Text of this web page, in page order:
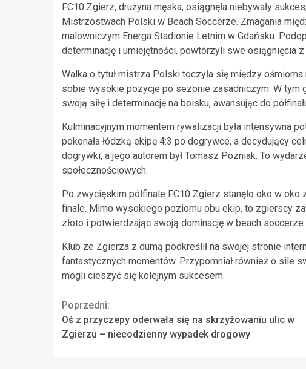
FC10 Zgierz, drużyna męska, osiągnęła niebywały
Mistrzostwach Polski w Beach Soccerze. Zmagania
malowniczym Energa Stadionie Letnim w Gdańsku.
determinację i umiejętności, powtórzyli swe osiągnięcia
Walka o tytuł mistrza Polski toczyła się między
sobie wysokie pozycje po sezonie zasadniczym. W tym
swoją siłę i determinację na boisku, awansując do
Kulminacyjnym momentem rywalizacji była intensywna
pokonała łódzką ekipę 4:3 po dogrywce, a decydujący
dogrywki, a jego autorem był Tomasz Pozniak. To
społecznościowych.
Po zwycięskim półfinale FC10 Zgierz stanęło oko w
finale. Mimo wysokiego poziomu obu ekip, to zgierscy
złoto i potwierdzając swoją dominację w beach soccerze
Klub ze Zgierza z dumą podkreślił na swojej stronie
fantastycznych momentów. Przypomniał również o sile
mogli cieszyć się kolejnym sukcesem.
Continue
Reading
Poprzedni:
Oś z przyczepy oderwała się na skrzyżowaniu ulic w
Zgierzu – niecodzienny wypadek drogowy